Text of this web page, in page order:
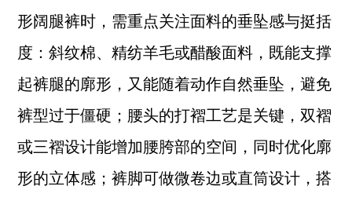
形阔腿裤时，需重点关注面料的垂坠感与挺括
度：斜纹棉、精纺羊毛或醋酸面料，既能支撑
起裤腿的廓形，又能随着动作自然垂坠，避免
裤型过于僵硬；腰头的打褶工艺是关键，双褶
或三褶设计能增加腰胯部的空间，同时优化廓
形的立体感；裤脚可做微卷边或直筒设计，搭